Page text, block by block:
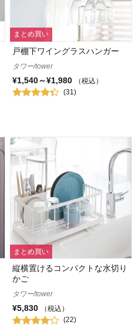
まとめ買い
戸棚下ワイングラスハンガー
タワー/tower
¥1,540～¥1,980
（税込）
(31)
まとめ買い
縦横置けるコンパクトな水切り
かご
タワー/tower
¥5,830
（税込）
(22)